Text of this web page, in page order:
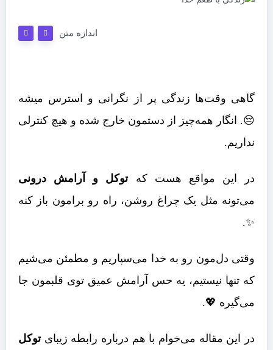
اندازه متن
گاهی وقت‌ها زندگی پر از نگرانی و استرس میشه
😔. انگار همه‌چیز از دستمون خارج شده و هیچ کنترلی
نداریم.
در این مواقع هست کهتوکل و آرامش درونی
می‌تونه مثل یک چراغ روشن، راه رو برامون باز کنه
✨.
وقتی دل‌مون رو به خدا می‌سپاریم و مطمئن می‌شیم
که تنها نیستیم، یه حس آرامش عمیق توی قلبمون جا
می‌گیره 💖.
در این مقاله می‌خوام با هم درباره رابطه زیبایتوکل